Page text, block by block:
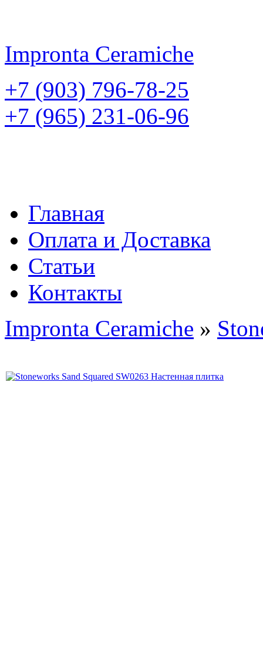
Impronta Ceramiche
+7 (903) 796-78-25
+7 (965) 231-06-96
Главная
Оплата и Доставка
Статьи
Контакты
Impronta Ceramiche »